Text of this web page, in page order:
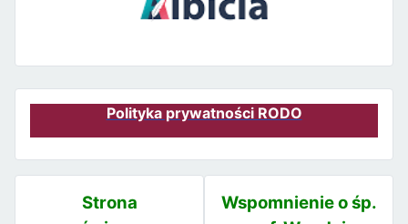
Polityka prywatności RODO
Strona
Wspomnienie o śp.